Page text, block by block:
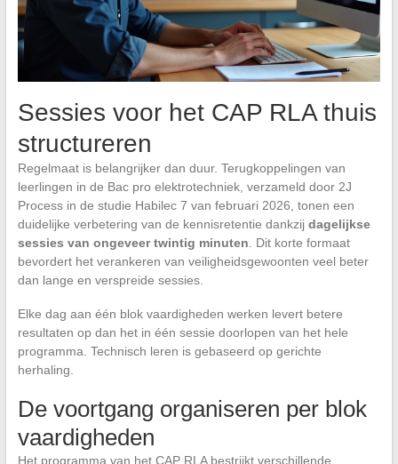
Sessies voor het CAP RLA thuis
structureren
Regelmaat is belangrijker dan duur. Terugkoppelingen van
leerlingen in de Bac pro elektrotechniek, verzameld door 2J
Process in de studie Habilec 7 van februari 2026, tonen een
duidelijke verbetering van de kennisretentie dankzij dagelijkse
sessies van ongeveer twintig minuten . Dit korte formaat
bevordert het verankeren van veiligheidsgewoonten veel beter
dan lange en verspreide sessies.
Elke dag aan één blok vaardigheden werken levert betere
resultaten op dan het in één sessie doorlopen van het hele
programma. Technisch leren is gebaseerd op gerichte
herhaling.
De voortgang organiseren per blok
vaardigheden
Het programma van het CAP RLA bestrijkt verschillende